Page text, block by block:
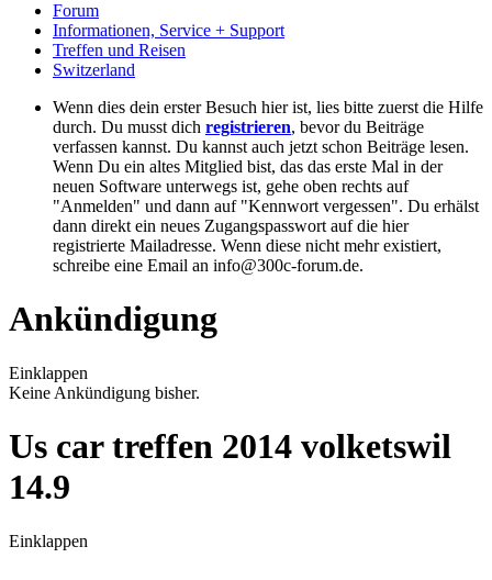
Forum
Informationen, Service + Support
Treffen und Reisen
Switzerland
Wenn dies dein erster Besuch hier ist, lies bitte zuerst die Hilfe
durch. Du musst dich registrieren, bevor du Beiträge
verfassen kannst. Du kannst auch jetzt schon Beiträge lesen.
Wenn Du ein altes Mitglied bist, das das erste Mal in der
neuen Software unterwegs ist, gehe oben rechts auf
"Anmelden" und dann auf "Kennwort vergessen". Du erhälst
dann direkt ein neues Zugangspasswort auf die hier
registrierte Mailadresse. Wenn diese nicht mehr existiert,
schreibe eine Email an info@300c-forum.de.
Ankündigung
Einklappen
Keine Ankündigung bisher.
Us car treffen 2014 volketswil
14.9
Einklappen